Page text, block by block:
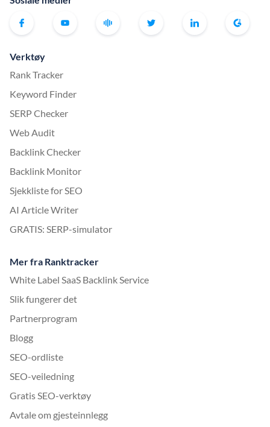
Verktøy
Rank Tracker
Keyword Finder
SERP Checker
Web Audit
Backlink Checker
Backlink Monitor
Sjekkliste for SEO
AI Article Writer
GRATIS: SERP-simulator
Mer fra Ranktracker
White Label SaaS Backlink Service
Slik fungerer det
Partnerprogram
Blogg
SEO-ordliste
SEO-veiledning
Gratis SEO-verktøy
Avtale om gjesteinnlegg